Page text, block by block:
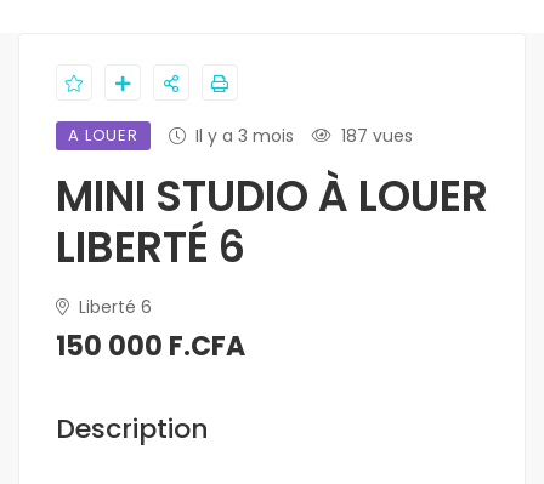
A LOUER Il y a 3 mois 187 vues
MINI STUDIO À LOUER
LIBERTÉ 6
Liberté 6
150 000 F.CFA
Description